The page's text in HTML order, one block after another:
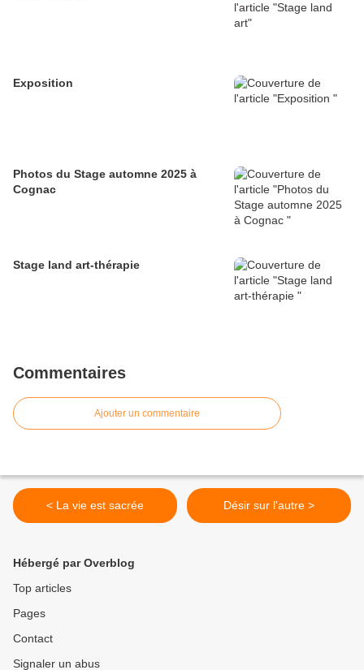
Exposition
Photos du Stage automne 2025 à
Cognac
Stage land art-thérapie
Commentaires
Ajouter un commentaire
< La vie est sacrée Désir sur l'autre >
Hébergé par Overblog
Top articles
Pages
Contact
Signaler un abus